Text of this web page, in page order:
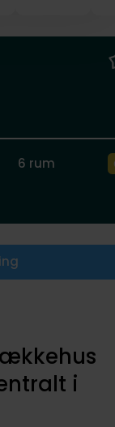
6 rum
i